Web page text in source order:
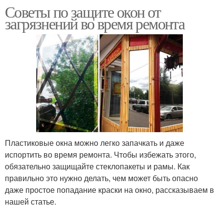
Советы по защите окон от
загрязнений во время ремонта
Пластиковые окна можно легко запачкать и даже
испортить во время ремонта. Чтобы избежать этого,
обязательно защищайте стеклопакеты и рамы. Как
правильно это нужно делать, чем может быть опасно
даже простое попадание краски на окно, рассказываем в
нашей статье.